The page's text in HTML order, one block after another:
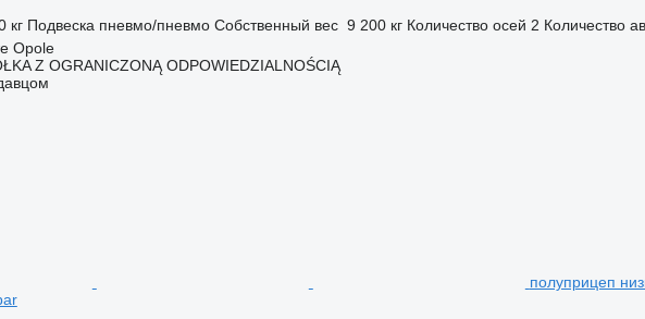
кг Подвеска пневмо/пневмо Собственный вес 9 200 кг Количество осей 2 Количество
Opole
Z OGRANICZONĄ ODPOWIEDZIALNOŚCIĄ
полуприцеп